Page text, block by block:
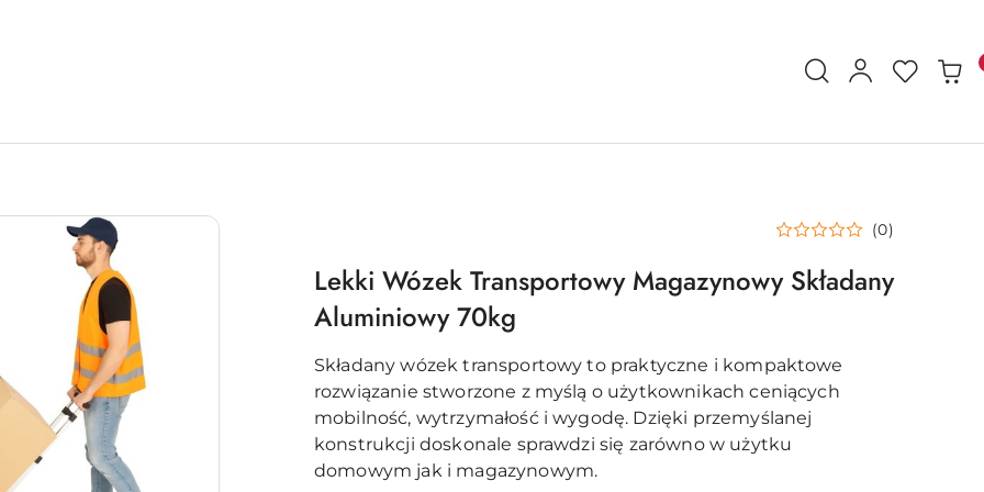
(0)
Lekki Wózek Transportowy Magazynowy Składany
Aluminiowy 70kg
Składany wózek transportowy to praktyczne i kompaktowe
rozwiązanie stworzone z myślą o użytkownikach ceniących
mobilność, wytrzymałość i wygodę. Dzięki przemyślanej
konstrukcji doskonale sprawdzi się zarówno w użytku
domowym jak i magazynowym.